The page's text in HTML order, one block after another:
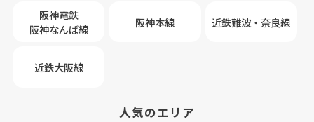
阪神電鉄
阪神なんば線
阪神本線 近鉄難波・奈良線
近鉄大阪線
人気のエリア